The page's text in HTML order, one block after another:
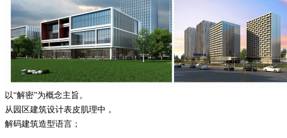
以“解密”为概念主旨。
从园区建筑设计表皮肌理中，
解码建筑造型语言；